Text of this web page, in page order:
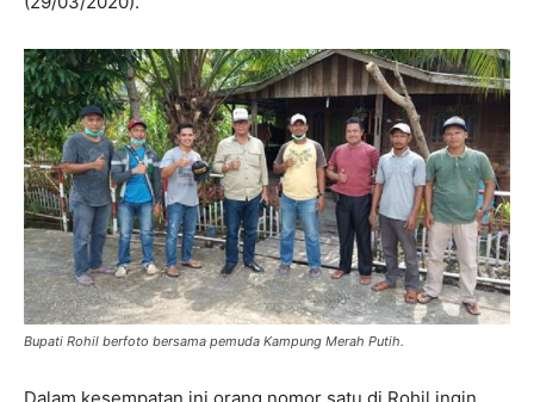
Bupati Rohil berfoto bersama pemuda Kampung Merah Putih.